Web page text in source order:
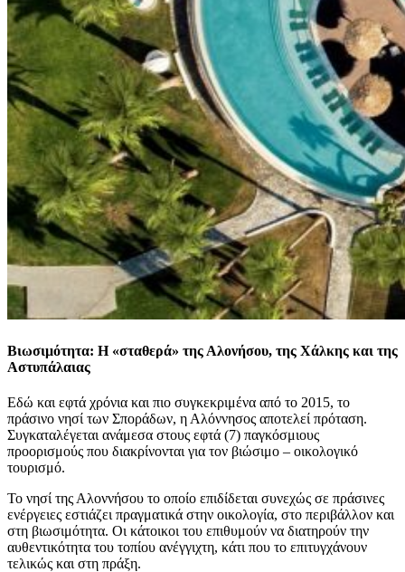
Βιωσιμότητα: H «σταθερά» της Αλονήσου, της Χάλκης και της
Αστυπάλαιας
Εδώ και εφτά χρόνια και πιο συγκεκριμένα από το 2015, το
πράσινο νησί των Σποράδων, η Αλόννησος αποτελεί πρόταση.
Συγκαταλέγεται ανάμεσα στους εφτά (7) παγκόσμιους
προορισμούς που διακρίνονται για τον βιώσιμο – οικολογικό
τουρισμό.
Το νησί της Αλοννήσου το οποίο επιδίδεται συνεχώς σε πράσινες
ενέργειες εστιάζει πραγματικά στην οικολογία, στο περιβάλλον και
στη βιωσιμότητα. Οι κάτοικοι του επιθυμούν να διατηρούν την
αυθεντικότητα του τοπίου ανέγγιχτη, κάτι που το επιτυγχάνουν
τελικώς και στη πράξη.